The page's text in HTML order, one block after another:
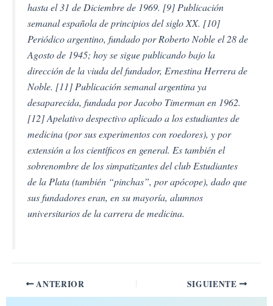
hasta el 31 de Diciembre de 1969. [9] Publicación
semanal española de principios del siglo XX. [10]
Periódico argentino, fundado por Roberto Noble el 28 de
Agosto de 1945; hoy se sigue publicando bajo la
dirección de la viuda del fundador, Ernestina Herrera de
Noble. [11] Publicación semanal argentina ya
desaparecida, fundada por Jacobo Timerman en 1962.
[12] Apelativo despectivo aplicado a los estudiantes de
medicina (por sus experimentos con roedores), y por
extensión a los científicos en general. Es también el
sobrenombre de los simpatizantes del club Estudiantes
de la Plata (también “pinchas”, por apócope), dado que
sus fundadores eran, en su mayoría, alumnos
universitarios de la carrera de medicina.
ANTERIOR SIGUIENTE